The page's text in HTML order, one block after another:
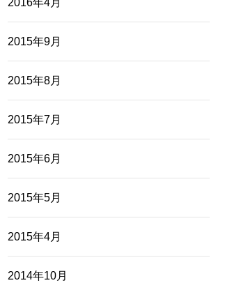
2016年4月
2015年9月
2015年8月
2015年7月
2015年6月
2015年5月
2015年4月
2014年10月